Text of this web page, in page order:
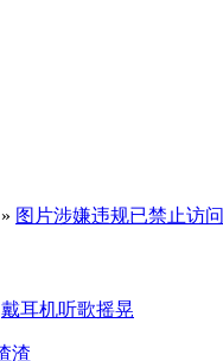
» 图片涉嫌违规已禁止访问
戴耳机听歌摇晃